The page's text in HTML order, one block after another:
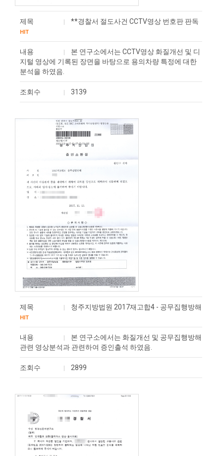
제목 **경찰서 절도사건 CCTV영상 번호판 판독
HIT
내용
본 연구소에서는 CCTV영상 화질개선 및 디
지털 영상에 기록된 장면을 바탕으로 용의차량 특정에 대한
분석을 하였음.
조회수 3139
제목 청주지방법원 2017재고합4 - 공무집행방해
HIT
내용
본 연구소에서는 화질개선 및 공무집행방해
관련 영상분석과 관련하여 ​증인출석 하였음.
조회수 2899